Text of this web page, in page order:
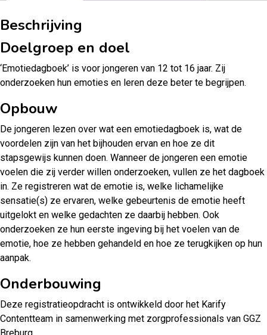
Beschrijving
Doelgroep en doel
‘Emotiedagboek’ is voor jongeren van 12 tot 16 jaar. Zij
onderzoeken hun emoties en leren deze beter te begrijpen.
Opbouw
De jongeren lezen over wat een emotiedagboek is, wat de
voordelen zijn van het bijhouden ervan en hoe ze dit
stapsgewijs kunnen doen. Wanneer de jongeren een emotie
voelen die zij verder willen onderzoeken, vullen ze het dagboek
in. Ze registreren wat de emotie is, welke lichamelijke
sensatie(s) ze ervaren, welke gebeurtenis de emotie heeft
uitgelokt en welke gedachten ze daarbij hebben. Ook
onderzoeken ze hun eerste ingeving bij het voelen van de
emotie, hoe ze hebben gehandeld en hoe ze terugkijken op hun
aanpak.
Onderbouwing
Deze registratieopdracht is ontwikkeld door het Karify
Contentteam in samenwerking met zorgprofessionals van GGZ